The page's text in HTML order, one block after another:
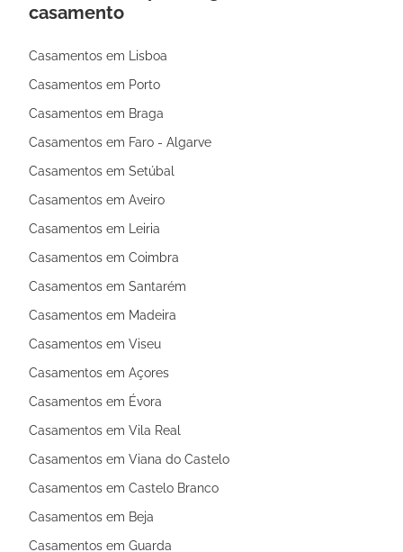
casamento
Casamentos em Lisboa
Casamentos em Porto
Casamentos em Braga
Casamentos em Faro - Algarve
Casamentos em Setúbal
Casamentos em Aveiro
Casamentos em Leiria
Casamentos em Coimbra
Casamentos em Santarém
Casamentos em Madeira
Casamentos em Viseu
Casamentos em Açores
Casamentos em Évora
Casamentos em Vila Real
Casamentos em Viana do Castelo
Casamentos em Castelo Branco
Casamentos em Beja
Casamentos em Guarda